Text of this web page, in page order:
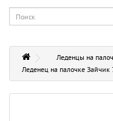
Леденцы на
Леденец на палочке Зайчик